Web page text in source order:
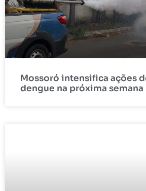
Mossoró intensifica ações
dengue na próxima semana